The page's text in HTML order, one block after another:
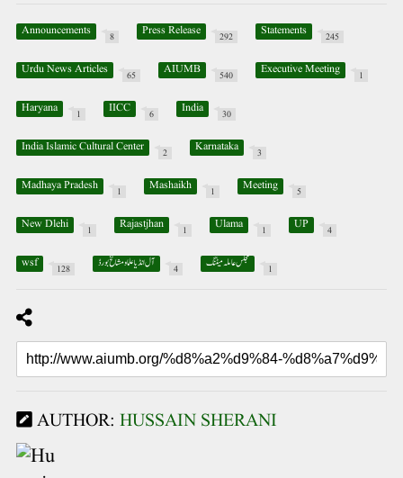
Announcements 8 Press Release 292 Statements 245
Urdu News Articles 65 AIUMB 540 Executive Meeting 1
Haryana 1 IICC 6 India 30
India Islamic Cultural Center 2 Karnataka 3
Madhaya Pradesh 1 Mashaikh 1 Meeting 5
New Dlehi 1 Rajastjhan 1 Ulama 1 UP 4
wsf 128 آل انڈیا علما ومشائخ بورڈ 4 مجلس عاملہ میٹنگ 1
AUTHOR: HUSSAIN SHERANI